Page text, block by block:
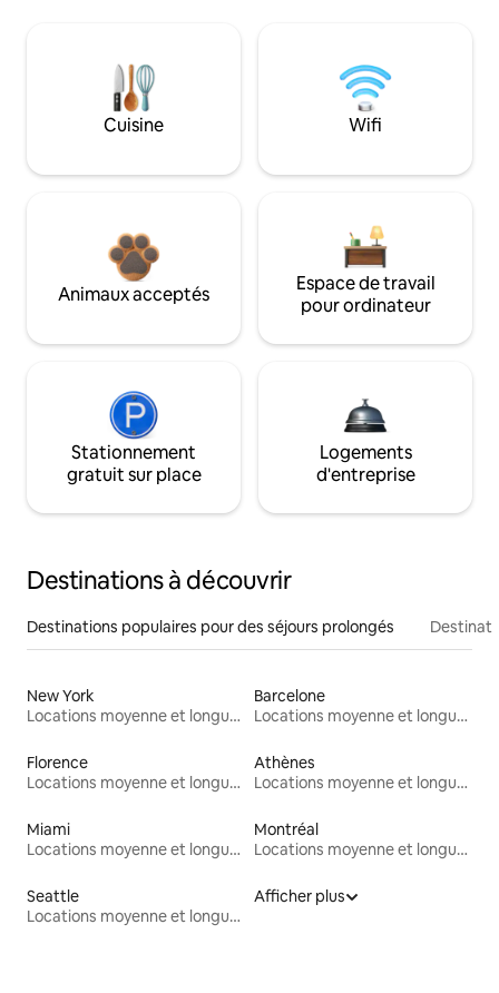
Cuisine Wifi
Animaux acceptés
Espace de travail
pour ordinateur
Stationnement
gratuit sur place
Logements
d'entreprise
Destinations à découvrir
Destinations populaires pour des séjours prolongés
New York
Locations moyenne et longue durée
Barcelone
Locations moyenne et longue durée
Florence
Locations moyenne et longue durée
Athènes
Locations moyenne et longue durée
Miami
Locations moyenne et longue durée
Montréal
Locations moyenne et longue durée
Seattle
Locations moyenne et longue durée
Afficher plus